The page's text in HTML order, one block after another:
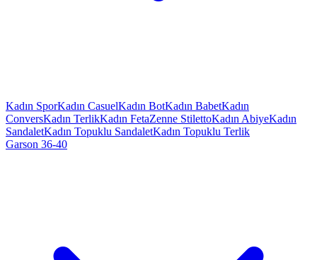
Kadın SporKadın CasuelKadın BotKadın BabetKadın
ConversKadın TerlikKadın FetaZenne StilettoKadın AbiyeKadın
SandaletKadın Topuklu SandaletKadın Topuklu Terlik
Garson 36-40